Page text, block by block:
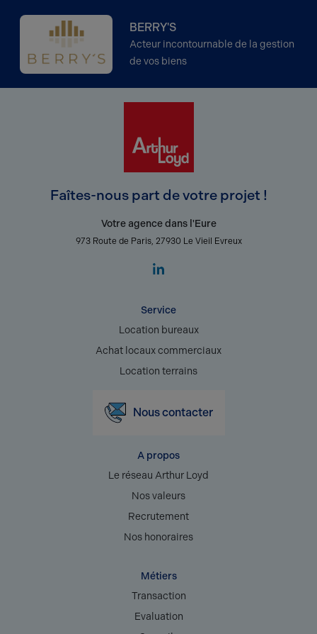
BERRY'S
Acteur incontournable de la gestion
de vos biens
Faîtes-nous part de votre projet !
Votre agence dans l'Eure
973 Route de Paris, 27930 Le Vieil Evreux
Service
Location bureaux
Achat locaux commerciaux
Location terrains
Nous contacter
A propos
Le réseau Arthur Loyd
Nos valeurs
Recrutement
Nos honoraires
Métiers
Transaction
Evaluation